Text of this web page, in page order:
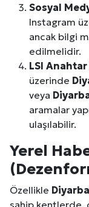
Sosyal
Instagram
ancak bilgi
edilmelidir.
LSI
üzerinde
veya
aramalar
ulaşılabilir.
Yerel
Özellikle
sahip kentlerde,